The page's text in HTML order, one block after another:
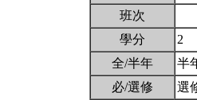
班次
學分
2
全/半年
半
必/選修
選